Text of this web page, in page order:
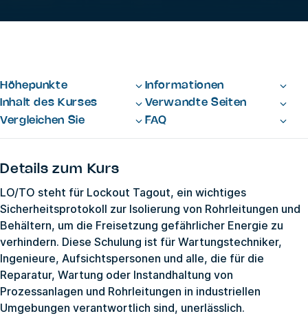
Höhepunkte
Informationen
Inhalt des Kurses
Verwandte Seiten
Vergleichen Sie
FAQ
Details zum Kurs
LO/TO steht für Lockout Tagout, ein wichtiges
Sicherheitsprotokoll zur Isolierung von Rohrleitungen und
Behältern, um die Freisetzung gefährlicher Energie zu
verhindern. Diese Schulung ist für Wartungstechniker,
Ingenieure, Aufsichtspersonen und alle, die für die
Reparatur, Wartung oder Instandhaltung von
Prozessanlagen und Rohrleitungen in industriellen
Umgebungen verantwortlich sind, unerlässlich.